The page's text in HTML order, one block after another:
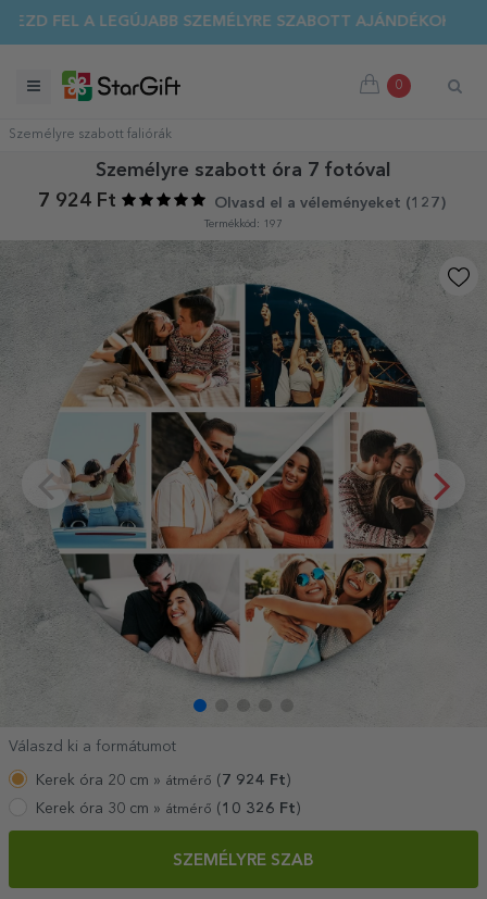
NYÁRI KIÁRUSÍTÁS 🌴 AKÁR 40%-OS KEDVEZMÉNY TÖBB
0
Személyre szabott faliórák
Személyre szabott óra 7 fotóval
7 924 Ft
Olvasd el a véleményeket (127 )
Termékkód: 197
Válaszd ki a formátumot
Kerek óra 20 cm » átmérő ( 7 924 Ft )
Kerek óra 30 cm » átmérő (10 326 Ft)
SZEMÉLYRE SZAB